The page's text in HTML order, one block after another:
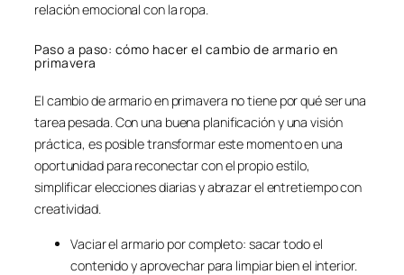
relación emocional con la ropa.
Paso a paso: cómo hacer el cambio de armario en
primavera
El cambio de armario en primavera no tiene por qué ser una
tarea pesada. Con una buena planificación y una visión
práctica, es posible transformar este momento en una
oportunidad para reconectar con el propio estilo,
simplificar elecciones diarias y abrazar el entretiempo con
creatividad.
Vaciar el armario por completo: sacar todo el
contenido y aprovechar para limpiar bien el interior.